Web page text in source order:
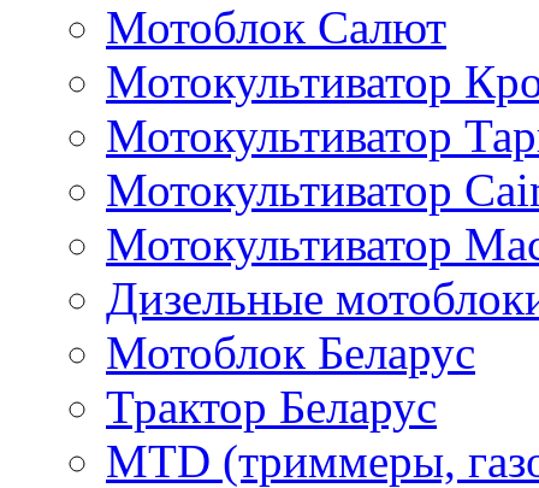
Мотоблок Салют
Мотокультиватор
Мотокультиватор
Мотокультиватор
Мотокультиватор
Дизельные
Мотоблок Беларус
Трактор Беларус
MTD (триммеры,